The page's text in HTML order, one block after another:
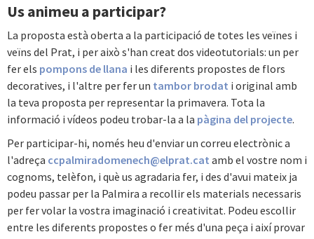
Us animeu a participar?
La proposta està oberta a la participació de totes les veïnes i
veïns del Prat, i per això s'han creat dos videotutorials: un per
fer els pompons de llana i les diferents propostes de flors
decoratives, i l'altre per fer un tambor brodat i original amb
la teva proposta per representar la primavera. Tota la
informació i vídeos podeu trobar-la a la pàgina del projecte.
Per participar-hi, només heu d'enviar un correu electrònic a
l'adreça ccpalmiradomenech@elprat.cat amb el vostre nom i
cognoms, telèfon, i què us agradaria fer, i des d'avui mateix ja
podeu passar per la Palmira a recollir els materials necessaris
per fer volar la vostra imaginació i creativitat. Podeu escollir
entre les diferents propostes o fer més d'una peça i així provar